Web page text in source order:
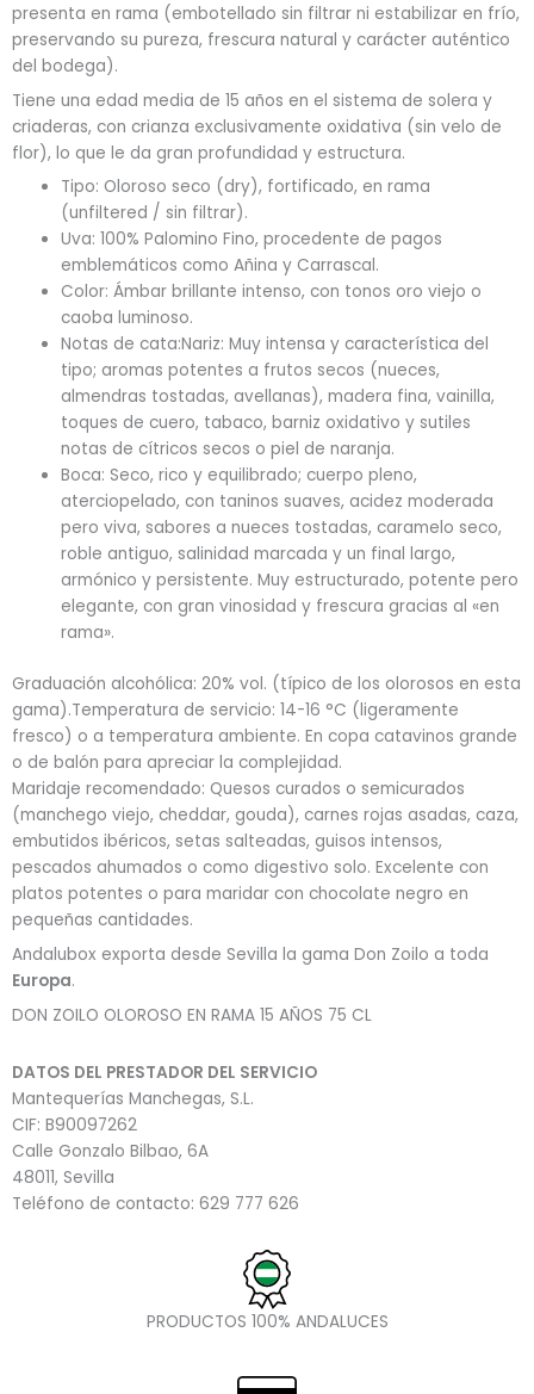
presenta en rama (embotellado sin filtrar ni estabilizar en frío,
preservando su pureza, frescura natural y carácter auténtico
del bodega).
Tiene una edad media de 15 años en el sistema de solera y
criaderas, con crianza exclusivamente oxidativa (sin velo de
flor), lo que le da gran profundidad y estructura.
Tipo: Oloroso seco (dry), fortificado, en rama
(unfiltered / sin filtrar).
Uva: 100% Palomino Fino, procedente de pagos
emblemáticos como Añina y Carrascal.
Color: Ámbar brillante intenso, con tonos oro viejo o
caoba luminoso.
Notas de cata:Nariz: Muy intensa y característica del
tipo; aromas potentes a frutos secos (nueces,
almendras tostadas, avellanas), madera fina, vainilla,
toques de cuero, tabaco, barniz oxidativo y sutiles
notas de cítricos secos o piel de naranja.
Boca: Seco, rico y equilibrado; cuerpo pleno,
aterciopelado, con taninos suaves, acidez moderada
pero viva, sabores a nueces tostadas, caramelo seco,
roble antiguo, salinidad marcada y un final largo,
armónico y persistente. Muy estructurado, potente pero
elegante, con gran vinosidad y frescura gracias al «en
rama».
Graduación alcohólica: 20% vol. (típico de los olorosos en esta
gama).Temperatura de servicio: 14-16 °C (ligeramente
fresco) o a temperatura ambiente. En copa catavinos grande
o de balón para apreciar la complejidad.
Maridaje recomendado: Quesos curados o semicurados
(manchego viejo, cheddar, gouda), carnes rojas asadas, caza,
embutidos ibéricos, setas salteadas, guisos intensos,
pescados ahumados o como digestivo solo. Excelente con
platos potentes o para maridar con chocolate negro en
pequeñas cantidades.
Andalubox exporta desde Sevilla la gama Don Zoilo a toda
Europa.
DON ZOILO OLOROSO EN RAMA 15 AÑOS 75 CL
DATOS DEL PRESTADOR DEL SERVICIO
Mantequerías Manchegas, S.L.
CIF: B90097262
Calle Gonzalo Bilbao, 6A
48011, Sevilla
Teléfono de contacto: 629 777 626
PRODUCTOS 100% ANDALUCES